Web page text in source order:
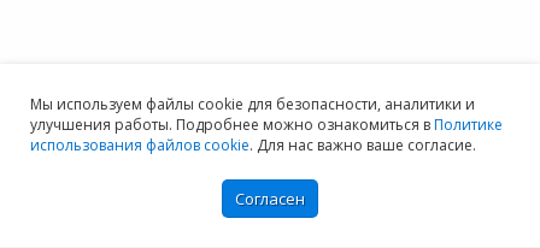
Мы используем файлы cookie для безопасности, аналитики и
улучшения работы. Подробнее можно ознакомиться вПолитике
использования файлов cookie. Для нас важно ваше согласие.
Согласен